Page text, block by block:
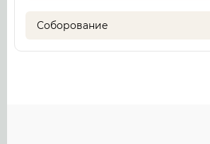
Соборование